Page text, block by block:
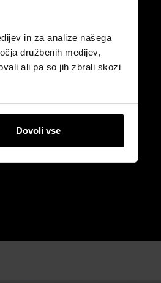
in za analize našega
družbenih medijev,
ali pa so jih zbrali skozi
Dovoli vse